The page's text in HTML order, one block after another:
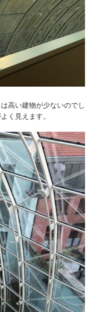
高い建物が少ないのでし
く見えます。